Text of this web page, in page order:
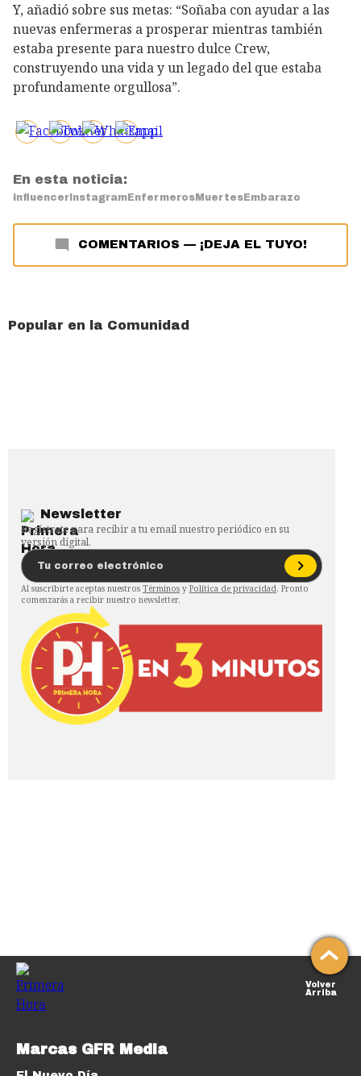
Y, añadió sobre sus metas: “Soñaba con ayudar a las
nuevas enfermeras a prosperar mientras también
estaba presente para nuestro dulce Crew,
construyendo una vida y un legado del que estaba
profundamente orgullosa”.
En esta noticia:
influencer Instagram Enfermeros Muertes Embarazo
COMENTARIOS — ¡DEJA EL TUYO!
Popular en la Comunidad
Newsletter
Regístrate para recibir a tu email nuestro periódico en su
versión digital.
Al suscribirte aceptas nuestros Términos y Política de privacidad. Pronto
comenzarás a recibir nuestro newsletter.
Volver
Arriba
Marcas GFR Media